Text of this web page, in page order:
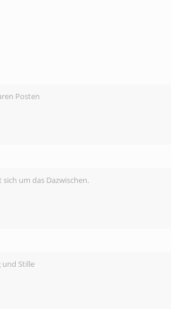
Posten
sich um das Dazwischen.
und Stille